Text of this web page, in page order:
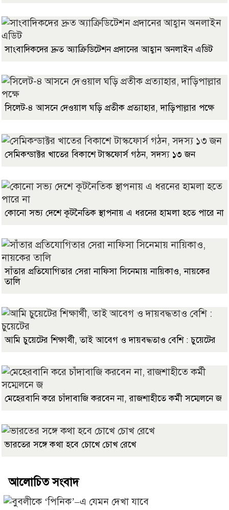
সাংবাদিকদের দ্রুত অ্যাক্রিডিটেশন প্রদানের আহ্বান অনলাইন এডিট
সিলেট-৪ আসনে দেওয়াল ঘড়ি প্রতীক প্রত্যাহার, দাড়িপাল্লার পক্ষে
সেমিকন্ডাক্টর খাতের বিকাশে টাস্কফোর্স গঠন, সদস্য ১৩ জন
কোনো সভ্য দেশে কূটনৈতিক স্থাপনায় এ ধরনের হামলা হতে পারে না
সাঁতার প্রতিযোগিতার সেরা নাফিসা সিনেমায় নায়িকাও, নায়কের
তালি
আমি চুয়েটের শিক্ষার্থী, তাই আবেগ ও দায়বদ্ধতাও বেশি : চুয়েটের
মেহেরবানি করে চাঁদাবাজি করবেন না, রাজশাহীতে কর্মী সম্মেলনে জ
ভারতের সঙ্গে কথা হবে চোখে চোখ রেখে
আলোচিত সংবাদ